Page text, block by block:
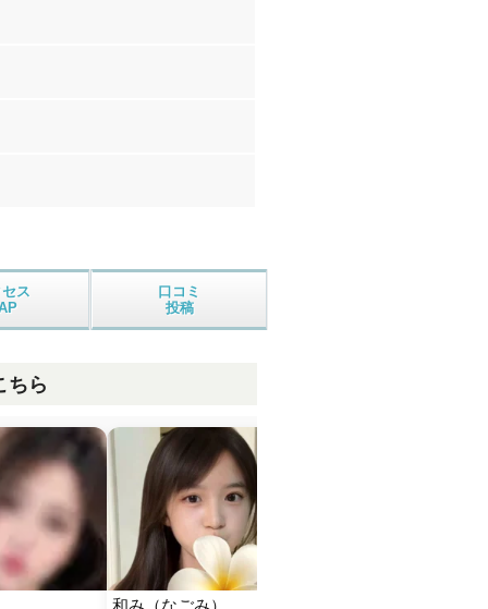
ス
口コミ
投稿
ちら